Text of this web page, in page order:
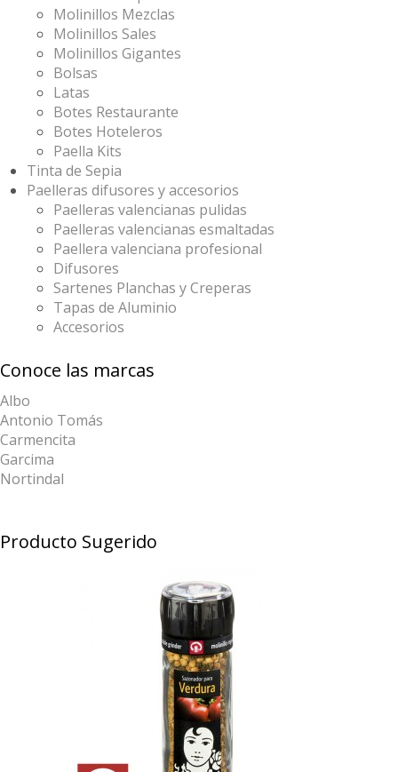
Molinillos Mezclas
Molinillos Sales
Molinillos Gigantes
Bolsas
Latas
Botes Restaurante
Botes Hoteleros
Paella Kits
Tinta de Sepia
Paelleras difusores y accesorios
Paelleras valencianas pulidas
Paelleras valencianas esmaltadas
Paellera valenciana profesional
Difusores
Sartenes Planchas y Creperas
Tapas de Aluminio
Accesorios
Conoce las marcas
Albo
Antonio Tomás
Carmencita
Garcima
Nortindal
Producto Sugerido